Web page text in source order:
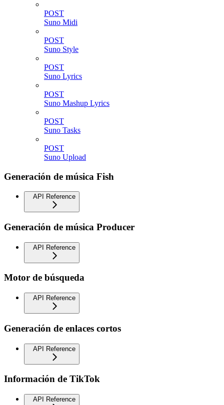
POST
Suno Midi
POST
Suno Style
POST
Suno Lyrics
POST
Suno Mashup Lyrics
POST
Suno Tasks
POST
Suno Upload
Generación de música Fish
API Reference
Generación de música Producer
API Reference
Motor de búsqueda
API Reference
Generación de enlaces cortos
API Reference
Información de TikTok
API Reference